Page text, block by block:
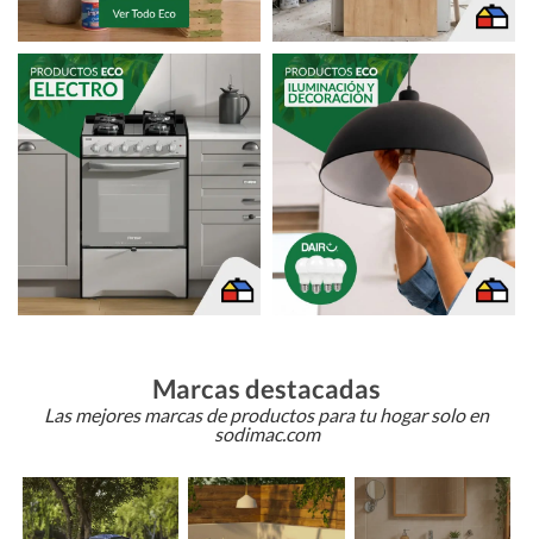
Marcas destacadas
Las mejores marcas de productos para tu hogar solo en
sodimac.com